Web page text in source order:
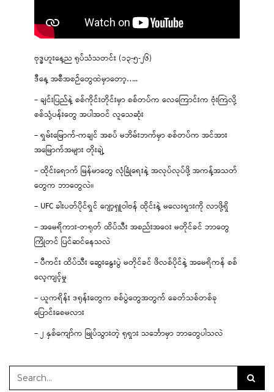
ဗုဒ္ဓဟူးနေ့ည ရုပ်သံသတင်း (၁၃-၅-၂၆)
ဒီနေ့ အစီအစဉ်တွေထဲမှာတော့…..
– ချင်းပြည်နဲ့ စစ်ကိုင်းတိုင်းမှာ စစ်တပ်က လေကြောင်းက ဗုံးကြဲလို့
စစ်သုံ့ပန်းတွေ အပါအဝင် လူသေဆုံး
– ရှမ်းမြောက်-ကချင် အစပ် မဘိမ်းဘက်မှာ စစ်တပ်က အင်အား
အမြောက်အများ တိုးချဲ့
– ထိုင်းရောက် မြန်မာတွေ လုံခြုံရေးနဲ့ အလုပ်လုပ်ဖို့ အကန့်အသတ်
တွေက ဘာတွေလဲ။
– UFC ခါးပတ်ပိုင်ရှင် ဂျော့ရှူဝါဗန် ထိုင်းနဲ့ မလေးရှားကို လာဖို့ရှိ
– အမေရိကား-တရုတ် ထိပ်သီး အစည်းအဝေး မတိုင်ခင် ဘာတွေ
ကြိုတင် ပြင်ဆင်နေသလဲ
– ပီကင်း ထိပ်သီး ဆွေးနွေးပွဲ မတိုင်ခင် ဖိလစ်ပိုင်နဲ့ အမေရိကန် စစ်
လေ့ကျင့်မှု
– ယူကရိန်း ဒရုန်းတွေက စစ်ပွဲတွေအတွက် ခေတ်သစ်တစ်ခု
ပြောင်းစေမလား
– ၂ နှစ်ကျော်က မြုပ်သွားတဲ့ ရုရှား သင်္ဘောမှာ ဘာတွေပါသလဲ